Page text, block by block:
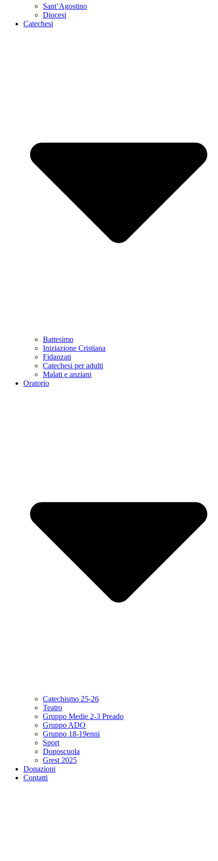
Sant’Agostino
Diocesi
Catechesi
Battesimo
Iniziazione Cristiana
Fidanzati
Catechesi per adulti
Malati e anziani
Oratorio
Catechismo 25-26
Teatro
Gruppo Medie 2-3 Preado
Gruppo ADO
Gruppo 18-19enni
Sport
Doposcuola
Grest 2025
Donazioni
Contatti